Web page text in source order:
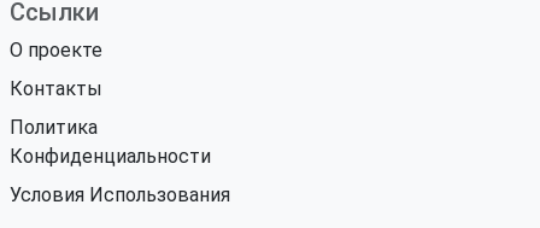
Ссылки
О проекте
Контакты
Политика
Конфиденциальности
Условия Использования